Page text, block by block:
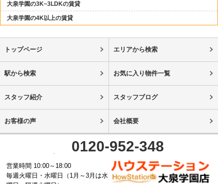
大泉学園の3K~3LDKの賃貸
大泉学園の4K以上の賃貸
トップページ エリアから検索
駅から検索 お気に入り物件一覧
スタッフ紹介 スタッフブログ
お客様の声 会社概要
0120-952-348
営業時間 10:00～18:00
毎週火曜日・水曜日（1月～3月は水